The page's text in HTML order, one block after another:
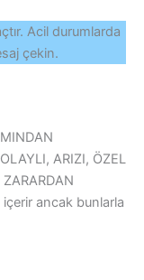
Acil durumlarda
çekin.
ARIZI, ÖZEL
içerir ancak bunlarla